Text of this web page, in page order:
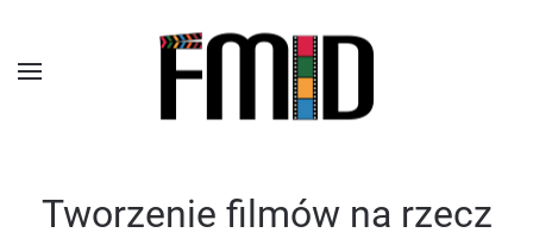
Tworzenie filmów na rzecz